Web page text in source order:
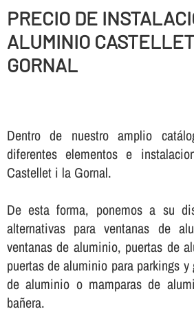
PRECIO DE
ALUMINIO
GORNAL
Dentro de nuestro amplio
diferentes elementos e
Castellet i la Gornal.
De esta forma, ponemos a su
alternativas para ventanas de
ventanas de aluminio, puertas de
puertas de aluminio para parkings
de aluminio o mamparas de
bañera.